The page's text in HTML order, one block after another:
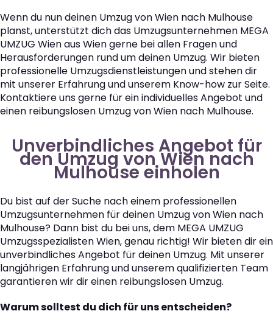
Wenn du nun deinen Umzug von Wien nach Mulhouse
planst, unterstützt dich das Umzugsunternehmen MEGA
UMZUG Wien aus Wien gerne bei allen Fragen und
Herausforderungen rund um deinen Umzug. Wir bieten
professionelle Umzugsdienstleistungen und stehen dir
mit unserer Erfahrung und unserem Know-how zur Seite.
Kontaktiere uns gerne für ein individuelles Angebot und
einen reibungslosen Umzug von Wien nach Mulhouse.
Unverbindliches Angebot für
den Umzug von Wien nach
Mulhouse einholen
Du bist auf der Suche nach einem professionellen
Umzugsunternehmen für deinen Umzug von Wien nach
Mulhouse? Dann bist du bei uns, dem MEGA UMZUG
Umzugsspezialisten Wien, genau richtig! Wir bieten dir ein
unverbindliches Angebot für deinen Umzug. Mit unserer
langjährigen Erfahrung und unserem qualifizierten Team
garantieren wir dir einen reibungslosen Umzug.
Warum solltest du dich für uns entscheiden?